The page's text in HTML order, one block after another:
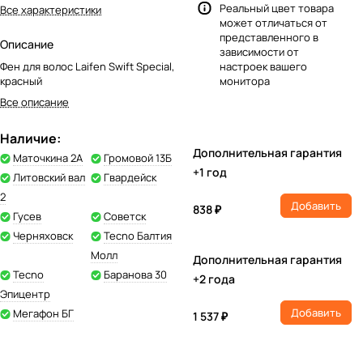
Все характеристики
Описание
Фен для волос Laifen Swift Special,
красный
Все описание
Наличие:
Маточкина 2А
Громовой 13Б
Литовский вал
2
Гвардейск
Гусев
Советск
Черняховск
Tecno Балтия
Молл
Tecno
Эпицентр
Баранова 30
Мегафон БГ
Реальный цвет товара
может отличаться от
представленного в
зависимости от
настроек вашего
монитора
Дополнительная гарантия
+1 год
838 ₽ Добавить
Дополнительная гарантия
+2 года
1 537 ₽ Добавить